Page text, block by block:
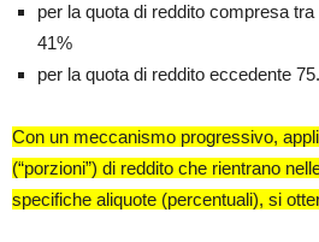
per la quota di reddito compresa
41%
per la quota di reddito eccedente
Con un meccanismo progressivo,
(“porzioni”) di reddito che rientrano
specifiche aliquote (percentuali), si